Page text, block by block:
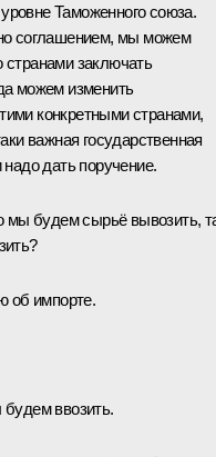
Таможенного союза.
соглашением, мы можем
странами заключать
можем изменить
конкретными странами,
важная государственная
дать поручение.
мы будем сырьё вывозить,
об импорте.
ввозить.